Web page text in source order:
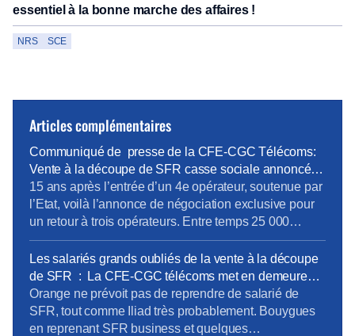
essentiel à la bonne marche des affaires !
NRS SCE
Articles complémentaires
Communiqué de presse de la CFE-CGC Télécoms:
Vente à la découpe de SFR casse sociale annoncée
faute d’une ARCEP et d’un Etat responsables.
15 ans après l’entrée d’un 4e opérateur, soutenue par
l’Etat, voilà l’annonce de négociation exclusive pour
un retour à trois opérateurs. Entre temps 25 000
emplois ont été délocalisés, 700 millions ont été
perdu pour notre économie. Le communiqué de
presse
Les salariés grands oubliés de la vente à la découpe
de SFR : La CFE-CGC télécoms met en demeure
les 4 opérateurs
Orange ne prévoit pas de reprendre de salarié de
SFR, tout comme Iliad très probablement. Bouygues
en reprenant SFR business et quelques